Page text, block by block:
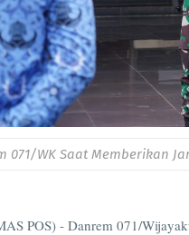
071/WK Saat Memberikan
POS) - Danrem 071/